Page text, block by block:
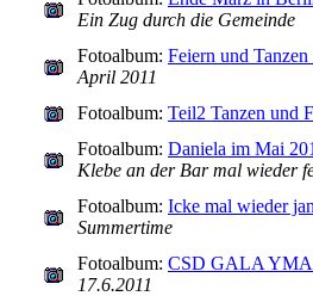
Ein Zug durch die Gemeinde
Fotoalbum: Feiern und
April 2011
Fotoalbum: Teil2 Tanzen und
Fotoalbum: Daniela im Mai
Klebe an der Bar mal wieder
Fotoalbum: Icke mal wieder
Summertime
Fotoalbum: CSD GALA YMA
17.6.2011